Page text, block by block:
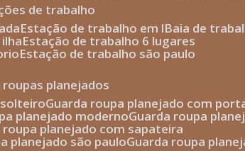
de trabalho
estação de trabalho em l baia de
estação de trabalho 6 lugares
estação de trabalho são paulo
roupas planejados
solteiro guarda roupa planejado com
planejado moderno guarda roupa
roupa planejado com sapateira
planejado são paulo
guarda roupa